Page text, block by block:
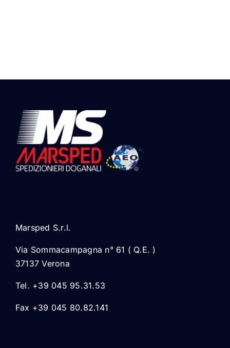
Marsped S.r.l.
Via Sommacampagna n° 61 ( Q.E. )
37137 Verona
Tel. +39 045 95.31.53
Fax +39 045 80.82.141